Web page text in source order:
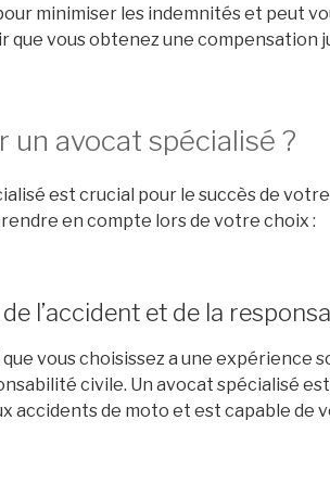
minimiser les indemnités et peut
que vous obtenez une compensation
un avocat spécialisé ?
est crucial pour le succès de
en compte lors de votre choix :
l’accident et de la
vous choisissez a une expérience
civile. Un avocat spécialisé
accidents de moto et est capable de